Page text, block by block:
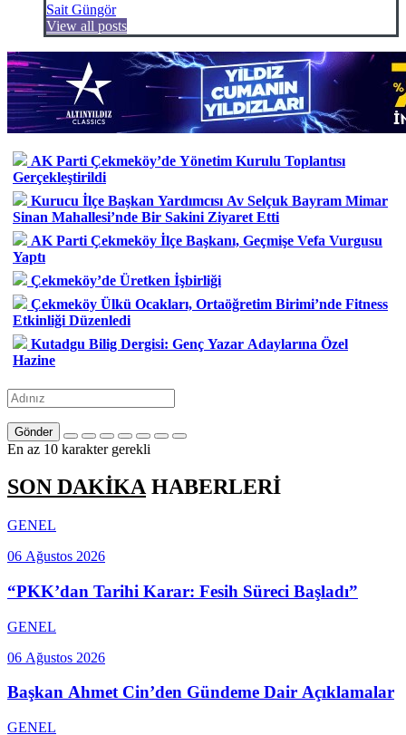
Sait Güngör
View all posts
AK Parti Çekmeköy’de Yönetim Kurulu Toplantısı
Gerçekleştirildi
Kurucu İlçe Başkan Yardımcısı Av Selçuk Bayram Mimar
Sinan Mahallesi’nde Bir Sakini Ziyaret Etti
AK Parti Çekmeköy İlçe Başkanı, Geçmişe Vefa Vurgusu
Yaptı
Çekmeköy’de Üretken İşbirliği
Çekmeköy Ülkü Ocakları, Ortaöğretim Birimi’nde Fitness
Etkinliği Düzenledi
Kutadgu Bilig Dergisi: Genç Yazar Adaylarına Özel
Hazine
Gönder
En az 10 karakter gerekli
SON DAKİKAHABERLERİ
GENEL
06 Ağustos 2026
“PKK’dan Tarihi Karar: Fesih Süreci Başladı”
GENEL
06 Ağustos 2026
Başkan Ahmet Cin’den Gündeme Dair Açıklamalar
GENEL